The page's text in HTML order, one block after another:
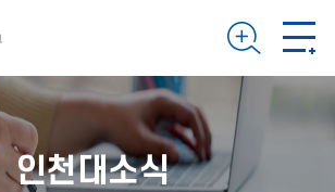
인천대소식